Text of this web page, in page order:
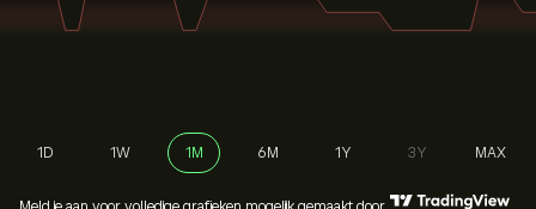
1D 1W 1M 6M 1Y 3Y MAX